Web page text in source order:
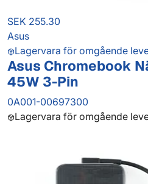
SEK 255.30
Asus
Lagervara för omgående
Asus Chromebook
45W 3-Pin
0A001-00697300
Lagervara för omgående